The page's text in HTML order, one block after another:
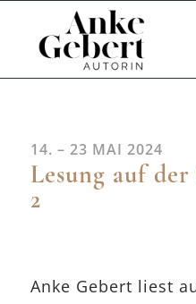
14. – 23 MAI 2024
Lesung auf
2
Anke Gebert liest